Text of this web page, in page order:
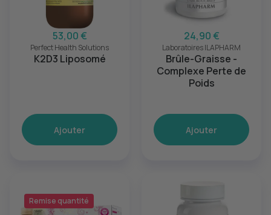
53,00 €
Perfect Health Solutions
K2D3 Liposomé
Ajouter
24,90 €
Laboratoires ILAPHARM
Brûle-Graisse -
Complexe Perte de
Poids
Ajouter
Remise quantité